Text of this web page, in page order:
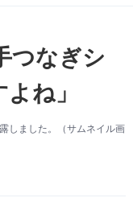
つなぎシ
ね」
しました。（サムネイル画